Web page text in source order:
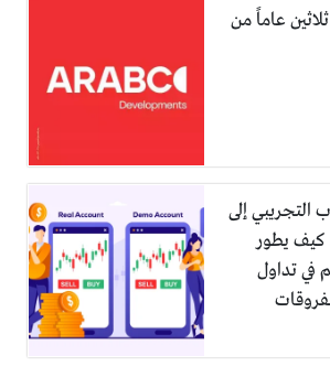
عاماً من
التجريبي إلى
يطور
في تداول